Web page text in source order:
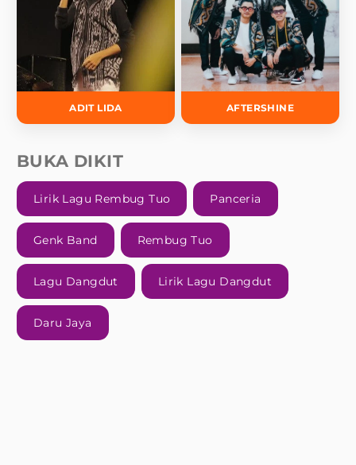
ADIT LIDA AFTERSHINE
BUKA DIKIT
Lirik Lagu Rembug Tuo Panceria
Genk Band Rembug Tuo
Lagu Dangdut Lirik Lagu Dangdut
Daru Jaya